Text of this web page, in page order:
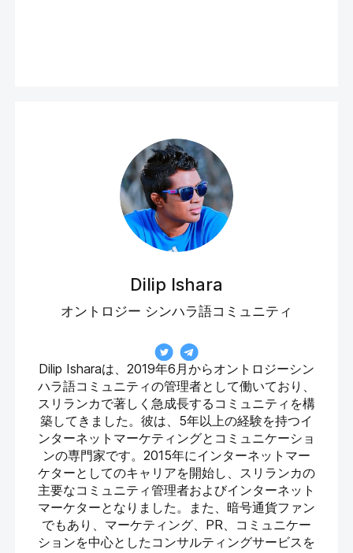
Dilip Ishara
オントロジー シンハラ語コミュニティ
Dilip Isharaは、2019年6月からオントロジーシン
ハラ語コミュニティの管理者として働いており、
スリランカで著しく急成長するコミュニティを構
築してきました。彼は、5年以上の経験を持つイ
ンターネットマーケティングとコミュニケーショ
ンの専門家です。2015年にインターネットマー
ケターとしてのキャリアを開始し、スリランカの
主要なコミュニティ管理者およびインターネット
マーケターとなりました。また、暗号通貨ファン
でもあり、マーケティング、PR、コミュニケー
ションを中心としたコンサルティングサービスを